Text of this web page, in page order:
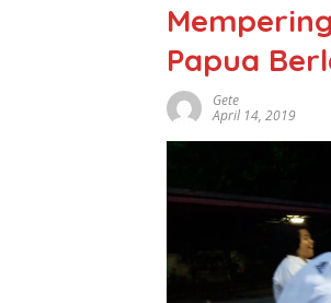
Papua
Gete
April 14, 2019